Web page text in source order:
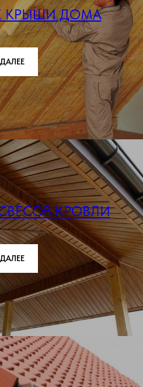
КРЫШИ ДОМА
ДАЛЕЕ
КРОВЛИ
ДАЛЕЕ